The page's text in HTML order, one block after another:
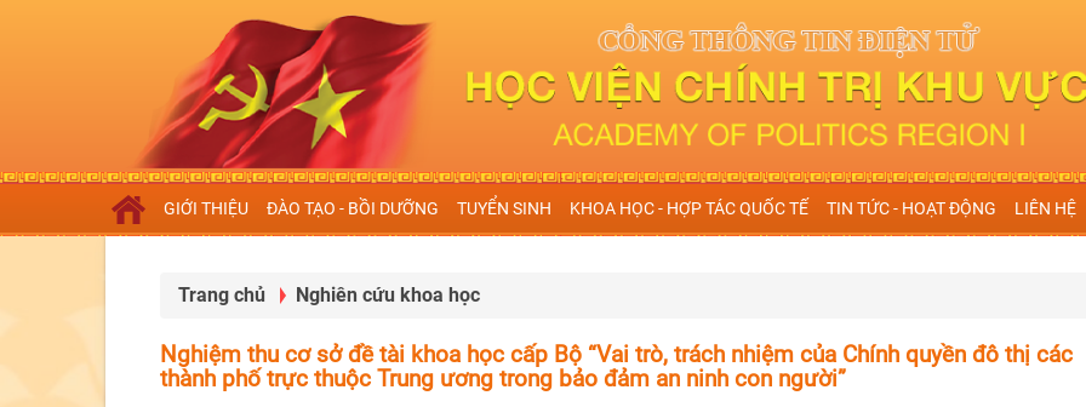
GIỚI THIỆU ĐÀO TẠO - BỒI DƯỠNG TUYỂN SINH KHOA HỌC - HỢP TÁC QUỐC TẾ TIN TỨC - HOẠT ĐỘNG LIÊN HỆ
Trang chủ Nghiên cứu khoa học
Nghiệm thu cơ sở đề tài khoa học cấp Bộ “Vai trò, trách nhiệm của Chính quyền đô thị các
thành phố trực thuộc Trung ương trong bảo đảm an ninh con người”